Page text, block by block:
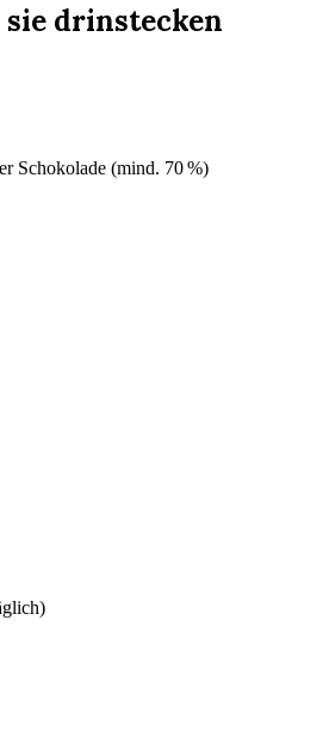
sie drinstecken
Schokolade (mind. 70 %)